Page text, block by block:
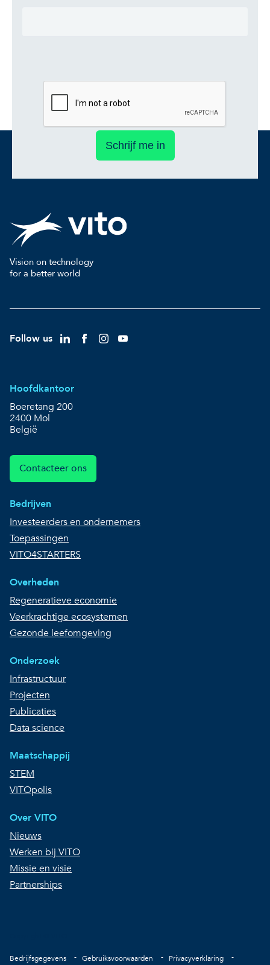
Schrijf me in
Vision on technology
for a better world
Follow us
Hoofdkantoor
Boeretang 200
2400 Mol
België
Contacteer ons
Bedrijven
Investeerders en ondernemers
Toepassingen
VITO4STARTERS
Overheden
Regeneratieve economie
Veerkrachtige ecosystemen
Gezonde leefomgeving
Onderzoek
Infrastructuur
Projecten
Publicaties
Data science
Maatschappij
STEM
VITOpolis
Over VITO
Nieuws
Werken bij VITO
Missie en visie
Partnerships
Voet
Bedrijfsgegevens Gebruiksvoorwaarden Privacyverklaring